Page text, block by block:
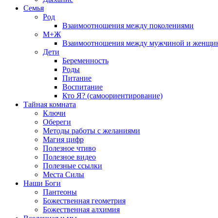
Семья
Род
Взаимоотношения между поколениями
М+Ж
Взаимоотношения между мужчиной и
Дети
Беременность
Роды
Питание
Воспитание
Кто Я? (самоориентирование)
Тайная комната
Ключи
Обереги
Методы работы с желаниями
Магия цифр
Полезное чтиво
Полезное видео
Полезные ссылки
Места Силы
Наши Боги
Пантеоны
Божественная геометрия
Божественная алхимия